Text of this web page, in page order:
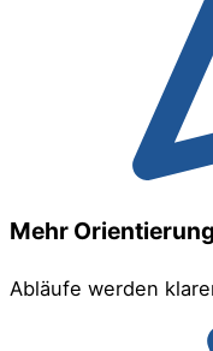
Mehr Orientierung
Abläufe werden